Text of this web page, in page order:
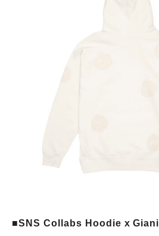
■SNS Collabs Hoodie x Giani